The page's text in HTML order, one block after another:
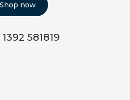
Shop now
581819